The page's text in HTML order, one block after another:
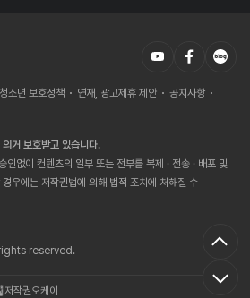
청소년 보호정책 연재, 광고제휴 제안
공지사항
거 보호받고 있습니다.
인없이 컨텐츠의 일부 또는 전부를 복제 · 전송 · 배포 및
우에는 저작권법에 의해 법적 조치에 처해질 수
reserved.
저작권오케이